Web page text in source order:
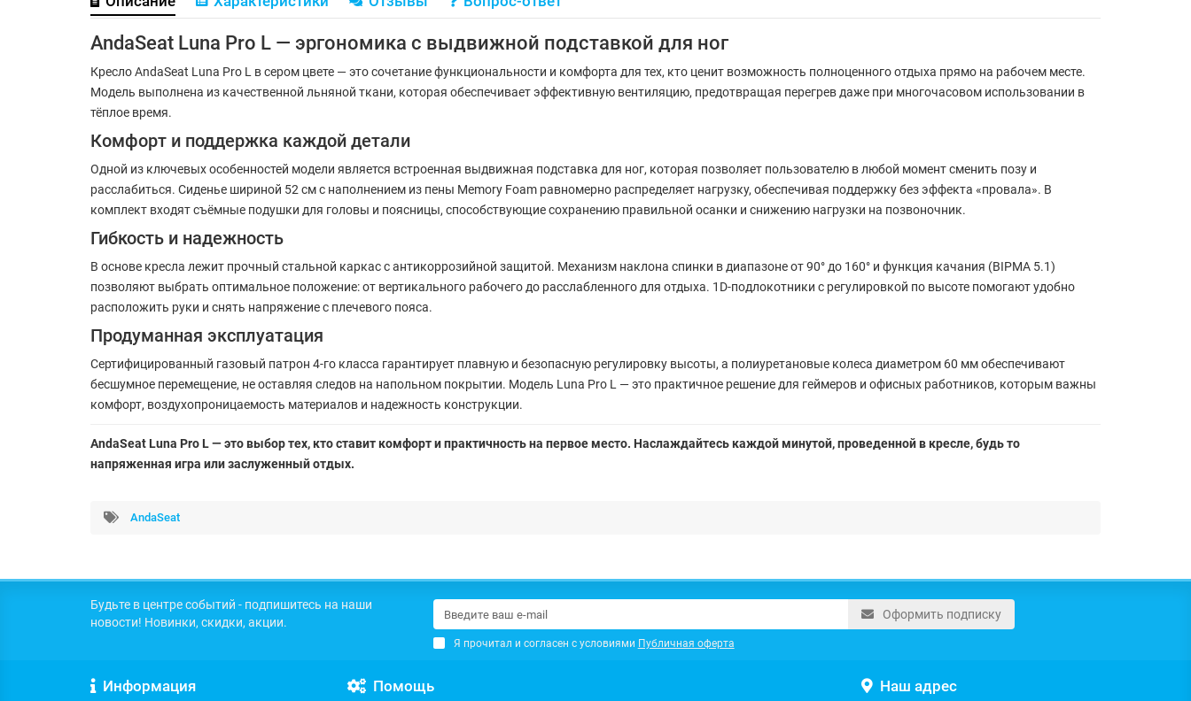
AndaSeat Luna Pro L — эргономика с выдвижной подставкой для ног
Кресло AndaSeat Luna Pro L в сером цвете — это сочетание функциональности и комфорта для тех, кто ценит возможность полноценного отдыха прямо на рабочем месте.
Модель выполнена из качественной льняной ткани, которая обеспечивает эффективную вентиляцию, предотвращая перегрев даже при многочасовом использовании в
тёплое время.
Комфорт и поддержка каждой детали
Одной из ключевых особенностей модели является встроенная выдвижная подставка для ног, которая позволяет пользователю в любой момент сменить позу и
расслабиться. Сиденье шириной 52 см с наполнением из пены Memory Foam равномерно распределяет нагрузку, обеспечивая поддержку без эффекта «провала». В
комплект входят съёмные подушки для головы и поясницы, способствующие сохранению правильной осанки и снижению нагрузки на позвоночник.
Гибкость и надежность
В основе кресла лежит прочный стальной каркас с антикоррозийной защитой. Механизм наклона спинки в диапазоне от 90° до 160° и функция качания (BIPMA 5.1)
позволяют выбрать оптимальное положение: от вертикального рабочего до расслабленного для отдыха. 1D-подлокотники с регулировкой по высоте помогают удобно
расположить руки и снять напряжение с плечевого пояса.
Продуманная эксплуатация
Сертифицированный газовый патрон 4-го класса гарантирует плавную и безопасную регулировку высоты, а полиуретановые колеса диаметром 60 мм обеспечивают
бесшумное перемещение, не оставляя следов на напольном покрытии. Модель Luna Pro L — это практичное решение для геймеров и офисных работников, которым важны
комфорт, воздухопроницаемость материалов и надежность конструкции.
AndaSeat Luna Pro L — это выбор тех, кто ставит комфорт и практичность на первое место. Наслаждайтесь каждой минутой, проведенной в кресле, будь то
напряженная игра или заслуженный отдых.
AndaSeat
Будьте в центре событий - подпишитесь на наши
новости! Новинки, скидки, акции.
Оформить подписку
Я прочитал и согласен с условиями Публичная оферта
Информация Помощь Наш адрес